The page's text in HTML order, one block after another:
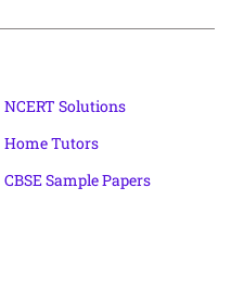
NCERT Solutions
Home Tutors
CBSE Sample Papers